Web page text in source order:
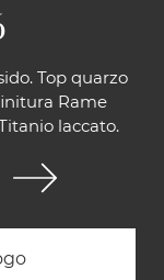
Top quarzo
Rame
laccato.